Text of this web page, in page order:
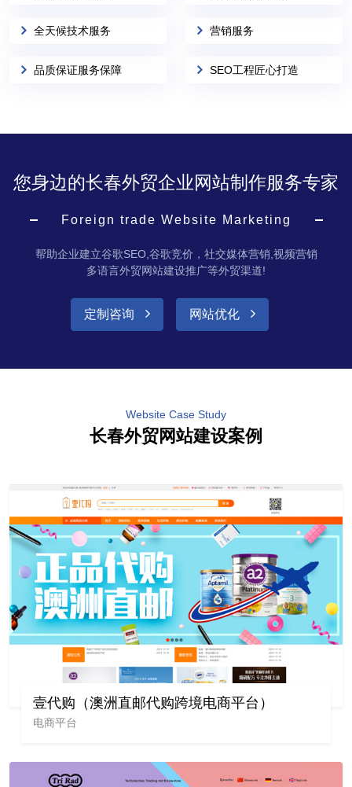
全天候技术服务 营销服务
品质保证服务保障 SEO工程匠心打造
您身边的长春外贸企业网站制作服务专家
Foreign trade Website Marketing
帮助企业建立谷歌SEO,谷歌竞价，社交媒体营销,视频营销
多语言外贸网站建设推广等外贸渠道!
定制咨询 网站优化
Website Case Study
长春外贸网站建设案例
壹代购（澳洲直邮代购跨境电商平台）
电商平台